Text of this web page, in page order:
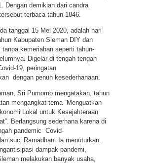
Dengan demikian dari candra
terbaca tahun 1846.
tanggal 15 Mei 2020, adalah hari
Kabupaten Sleman DIY dan
tanpa kemeriahan seperti tahun-
Digelar di tengah-tengah
19, peringatan
dengan penuh kesederhanaan.
Sri Purnomo mengatakan, tahun
mengangkat tema “Menguatkan
Lokal untuk Kesejahteraan
Berlangsung sederhana karena di
pandemic Covid-
suci Ramadhan. Ia menuturkan,
dampak pandemi,
melakukan banyak usaha,